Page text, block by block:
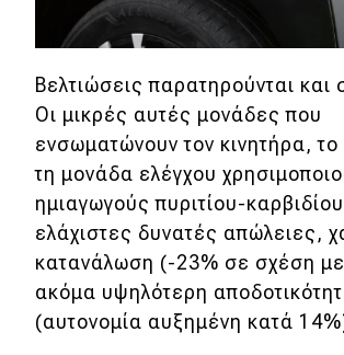
Βελτιώσεις παρατηρούνται και
Οι μικρές αυτές μονάδες που
ενσωματώνουν τον κινητήρα,
τη μονάδα ελέγχου
ημιαγωγούς πυριτίου-
ελάχιστες δυνατές απώλειες,
κατανάλωση (-23% σε σχέση με
ακόμα υψηλότερη
(αυτονομία αυξημένη κατά